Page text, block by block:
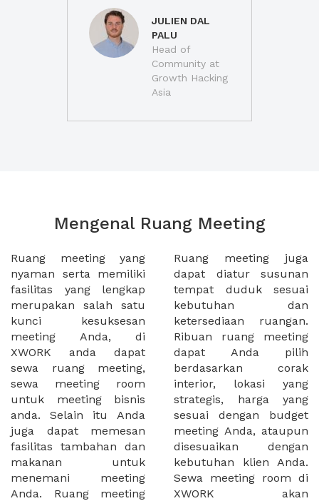
JULIEN DAL
PALU
Head of
Community at
Growth Hacking
Asia
Mengenal Ruang Meeting
Ruang meeting yang
nyaman serta memiliki
fasilitas yang lengkap
merupakan salah satu
kunci kesuksesan
meeting Anda, di
XWORK anda dapat
sewa ruang meeting,
sewa meeting room
untuk meeting bisnis
anda. Selain itu Anda
juga dapat memesan
fasilitas tambahan dan
makanan untuk
menemani meeting
Anda. Ruang meeting
Ruang meeting juga
dapat diatur susunan
tempat duduk sesuai
kebutuhan dan
ketersediaan ruangan.
Ribuan ruang meeting
dapat Anda pilih
berdasarkan corak
interior, lokasi yang
strategis, harga yang
sesuai dengan budget
meeting Anda, ataupun
disesuaikan dengan
kebutuhan klien Anda.
Sewa meeting room di
XWORK akan